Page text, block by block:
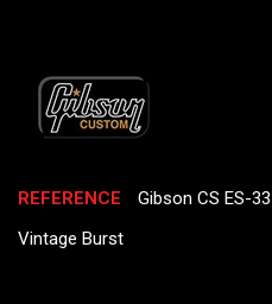
REFERENCE
Gibson CS ES-
Vintage Burst